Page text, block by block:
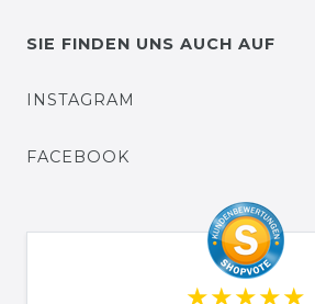
SIE FINDEN UNS AUCH AUF
INSTAGRAM
FACEBOOK